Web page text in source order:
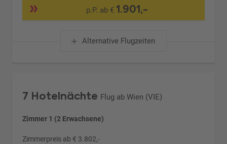
p.P. ab €1.901,-
Alternative Flugzeiten
7 Hotelnächte Flug ab Wien (VIE)
Zimmer 1 (2 Erwachsene)
Zimmerpreis ab € 3.802,-